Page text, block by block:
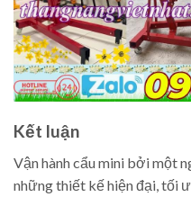
Kết luận
Vận hành cẩu mini bởi một
những thiết kế hiện đại, tối